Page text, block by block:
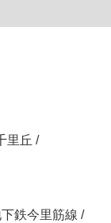
里丘 /
鉄今里筋線 /